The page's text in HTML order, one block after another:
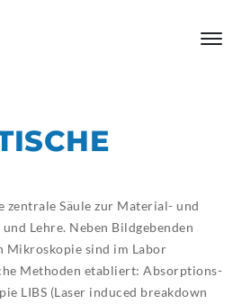
zentrale Säule zur Material- und
Lehre. Neben Bildgebenden
Mikroskopie sind im Labor
Methoden etabliert: Absorptions-
LIBS (Laser induced breakdown